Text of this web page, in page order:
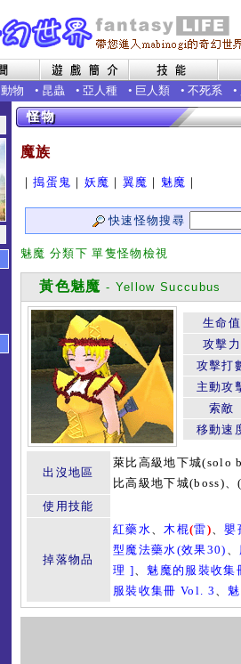
動物 • 昆蟲 • 亞人種 • 巨人類 • 不死系 •
魔族
｜搗蛋鬼 ｜ 妖魔 ｜ 翼魔 ｜ 魅魔 ｜
快速怪物搜尋
魅魔 分類下 單隻怪物檢視
黃色魅魔 - Yellow Succubus
生命值
攻擊力
攻擊打
主動攻
索敵
移動速
出沒地區
萊比高級地下城(solo
比高級地下城(boss)
使用技能
掉落物品
紅藥水、木棍(雷)、嬰
型魔法藥水(效果30) 、
理 ]、 魅魔的服裝收集
服裝收集冊 Vol. 3 、